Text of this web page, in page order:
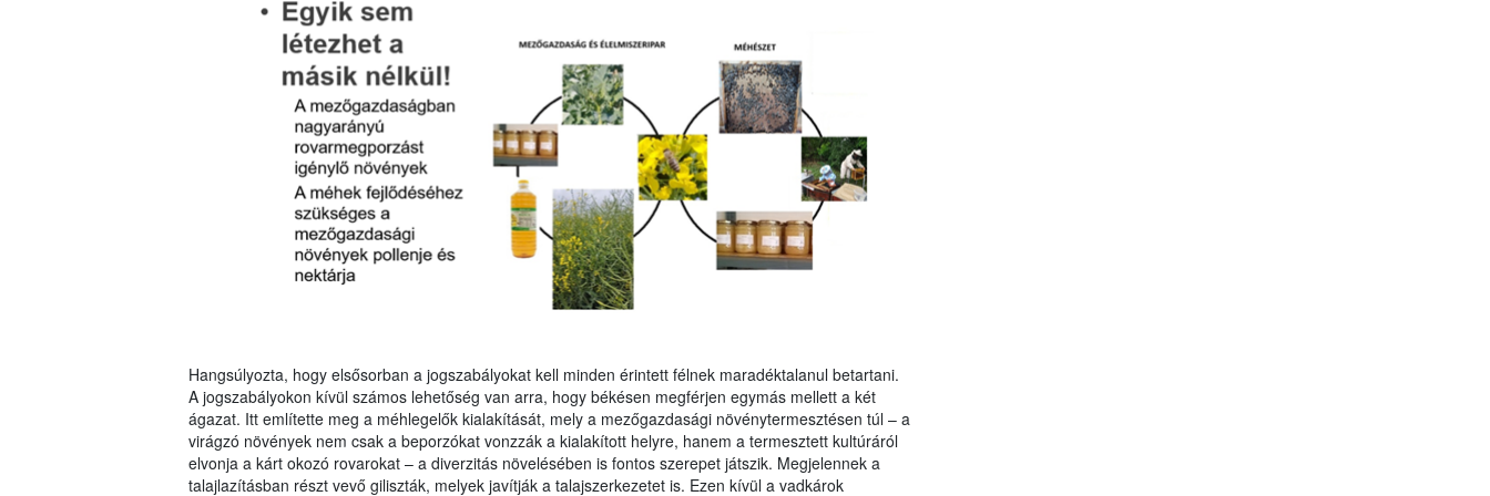
Hangsúlyozta, hogy elsősorban a jogszabályokat kell minden érintett félnek maradéktalanul betartani.
A jogszabályokon kívül számos lehetőség van arra, hogy békésen megférjen egymás mellett a két
ágazat. Itt említette meg a méhlegelők kialakítását, mely a mezőgazdasági növénytermesztésen túl – a
virágzó növények nem csak a beporzókat vonzzák a kialakított helyre, hanem a termesztett kultúráról
elvonja a kárt okozó rovarokat – a diverzitás növelésében is fontos szerepet játszik. Megjelennek a
talajlazításban részt vevő giliszták, melyek javítják a talajszerkezetet is. Ezen kívül a vadkárok